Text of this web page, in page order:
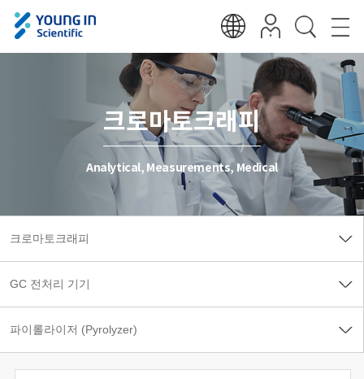
크로마토크래피
Analytical, Measurements, Medical